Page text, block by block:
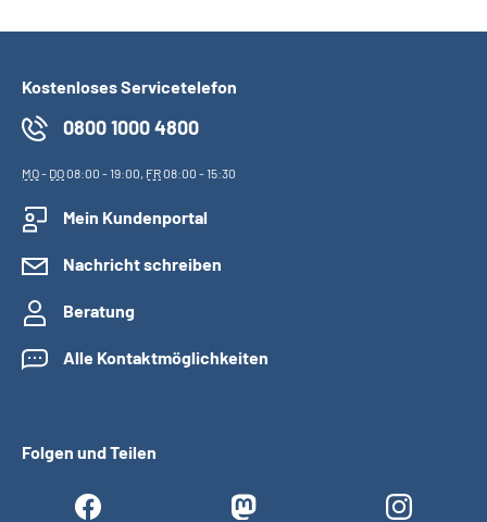
Kostenloses Servicetelefon
0800 1000 4800
MO- DO08:00 - 19:00, FR08:00 - 15:30
Mein Kundenportal
Nachricht schreiben
Beratung
Alle Kontaktmöglichkeiten
Folgen und Teilen